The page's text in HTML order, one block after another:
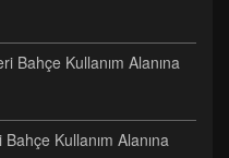
Bahçe Kullanım Alanına
Kullanım Alanına